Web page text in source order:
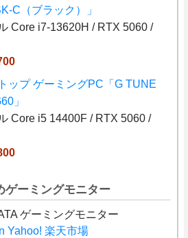
C（ブラック）」
Core i7-13620H / RTX 5060 /
ップ ゲーミングPC「G TUNE
」
Core i5 14400F / RTX 5060 /
ゲーミングモニター
ゲーミングモニター
Yahoo! 楽天市場